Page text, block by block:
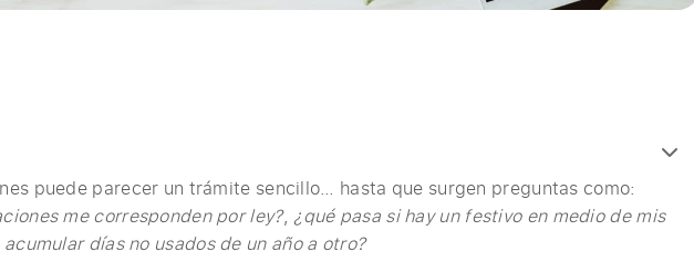
puede parecer un trámite sencillo… hasta que surgen preguntas como:
me corresponden por ley?, ¿qué pasa si hay un festivo en medio de mis
acumular días no usados de un año a otro?